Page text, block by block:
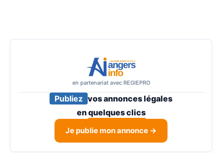
en partenariat avec REGIEPRO
Publiez vos annonces légales
enquelques clics
Je publie mon annonce →